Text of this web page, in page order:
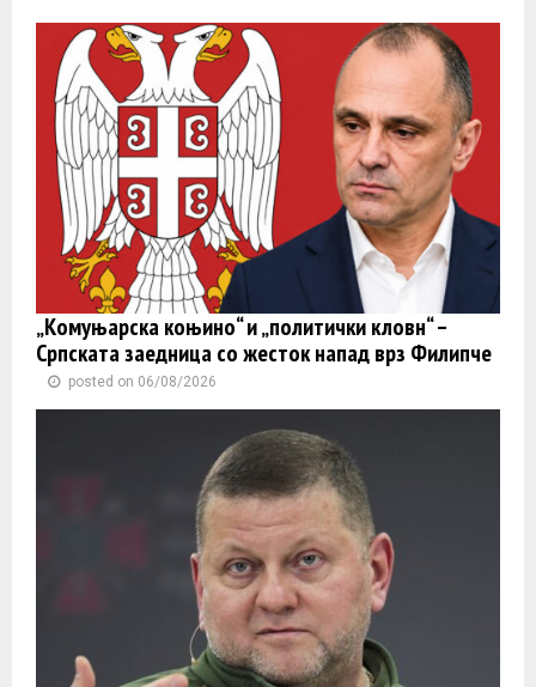
„Комуњарска коњино“ и „политички кловн“ –
Српската заедница со жесток напад врз Филипче
posted on 06/08/2026